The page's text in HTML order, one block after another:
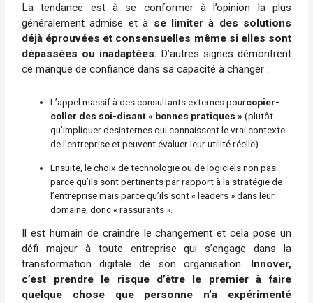
La tendance est à se conformer à l’opinion la plus
généralement admise età se limiter à des solutions
déjà éprouvées et consensuelles même si elles sont
dépassées ou inadaptées. D’autres signes démontrent
ce manque de confiance dans sa capacité à changer :
L’appel massif à des consultants externes pourcopier-
coller des soi-disant « bonnes pratiques »(plutôt
qu’impliquer desinternes qui connaissent le vrai contexte
de l’entreprise et peuvent évaluer leur utilité réelle).
Ensuite, le choix de technologie ou de logiciels non pas
parce qu’ils sont pertinents par rapport à la stratégie de
l’entreprise mais parce qu’ils sont « leaders » dans leur
domaine, donc « rassurants ».
Il est humain de craindre le changement et cela pose un
défi majeur à toute entreprise qui s’engage dans la
transformation digitale de son organisation.
Innover,
c’est prendre le risque d’être le premier à faire
quelque chose que personne n’a expérimenté